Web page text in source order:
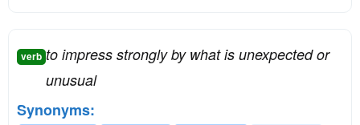
verb to impress strongly by what is unexpected or
unusual
Synonyms: